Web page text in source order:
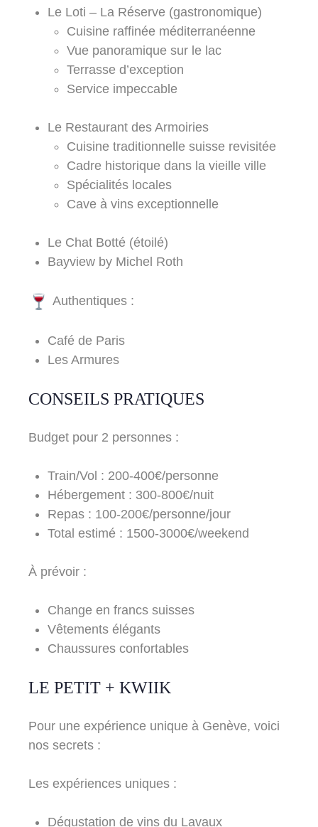
Le Loti – La Réserve (gastronomique)
Cuisine raffinée méditerranéenne
Vue panoramique sur le lac
Terrasse d’exception
Service impeccable
Le Restaurant des Armoiries
Cuisine traditionnelle suisse revisitée
Cadre historique dans la vieille ville
Spécialités locales
Cave à vins exceptionnelle
Le Chat Botté (étoilé)
Bayview by Michel Roth
Authentiques :
Café de Paris
Les Armures
CONSEILS PRATIQUES
Budget pour 2 personnes :
Train/Vol : 200-400€/personne
Hébergement : 300-800€/nuit
Repas : 100-200€/personne/jour
Total estimé : 1500-3000€/weekend
À prévoir :
Change en francs suisses
Vêtements élégants
Chaussures confortables
LE PETIT + KWIIK
Pour une expérience unique à Genève, voici
nos secrets :
Les expériences uniques :
Dégustation de vins du Lavaux